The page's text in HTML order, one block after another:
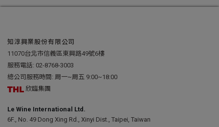
知淳興業股份有限公司
11070台北市信義區東興路49號6樓
服務電話: 02-8768-3003
總公司服務時間: 周一~周五 9:00~18:00
欣臨集團
Le Wine International Ltd.
6F., No. 49 Dong Xing Rd., Xinyi Dist., Taipei, Taiwan